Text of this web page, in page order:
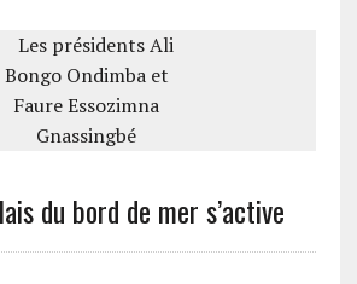
du bord de mer s’active